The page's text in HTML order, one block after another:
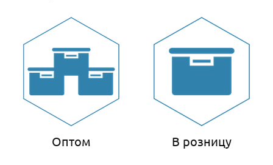
Оптом В розницу